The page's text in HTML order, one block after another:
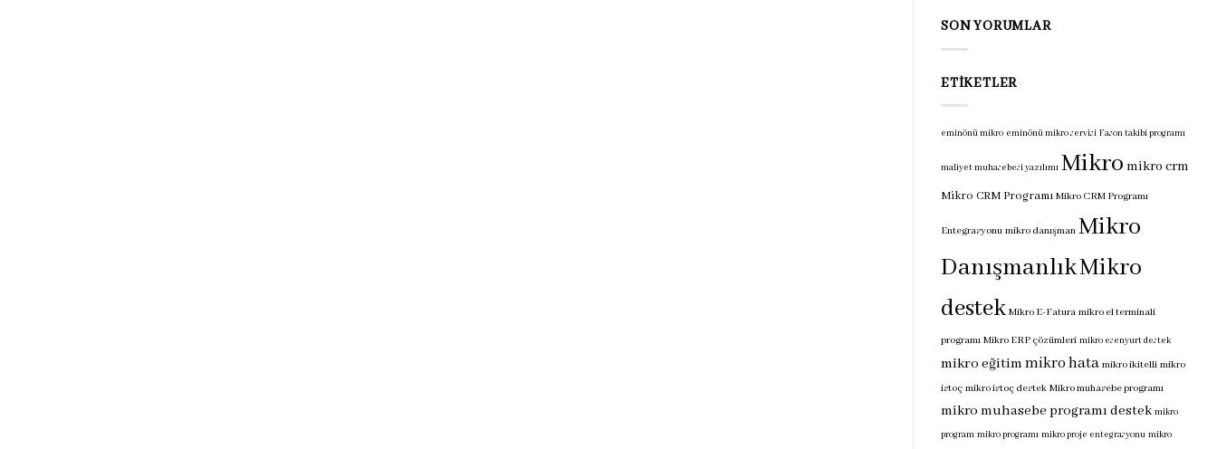
için
SON YORUMLAR
ETIKETLER
eminönü mikro eminönü mikro servisi Fason takibi programı
maliyet muhasebesi yazılımı Mikro mikro crm
Mikro CRM Programı Mikro CRM Programı
Entegrasyonu mikro danışman Mikro
DanışmanlıkMikro
destek Mikro E-Fatura mikro el terminali
programı Mikro ERP çözümleri mikro esenyurt destek
mikro eğitimmikro hata mikro ikitelli mikro
istoç mikro istoç destek Mikro muhasebe programı
mikro muhasebe programı destek mikro
program mikro programı mikro proje entegrasyonu mikro